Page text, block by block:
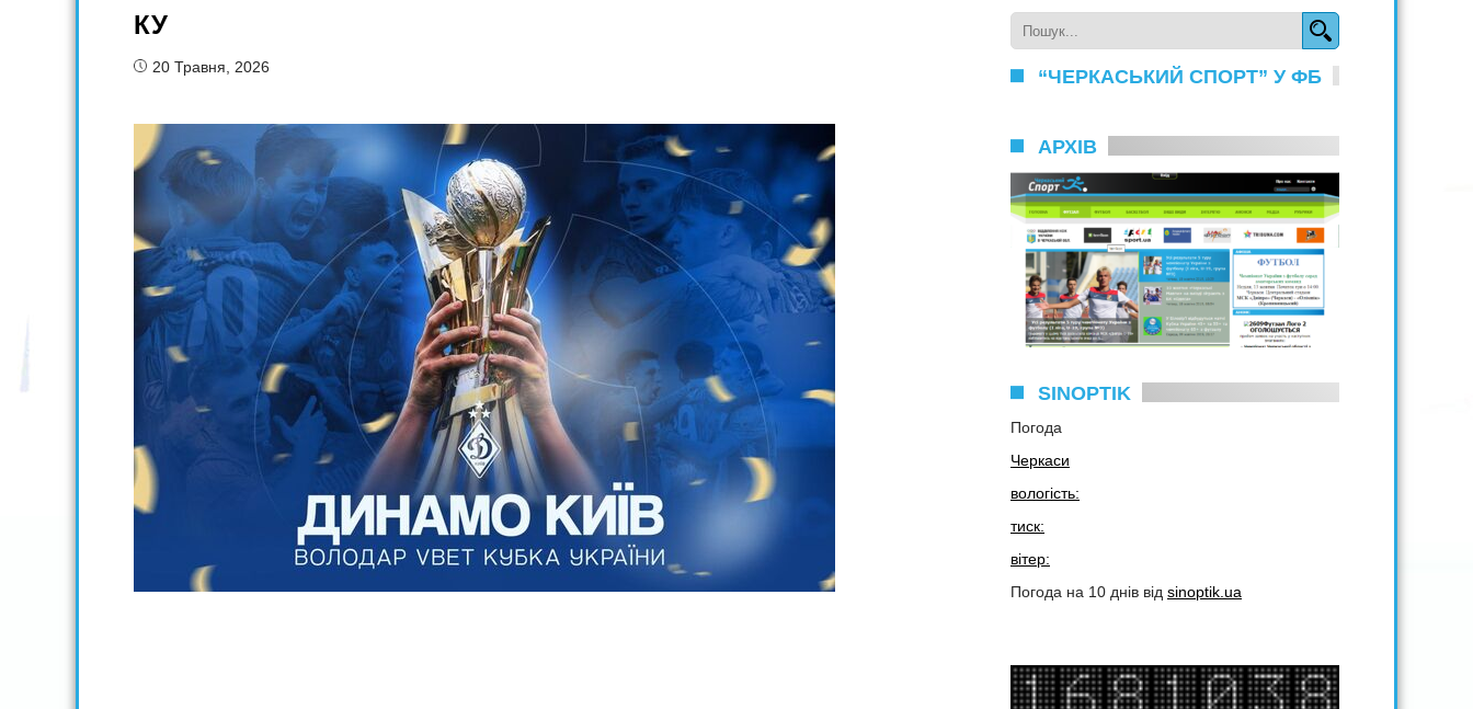
КУ
20 Травня, 2026 “ЧЕРКАСЬКИЙ СПОРТ” У ФБ
АРХІВ
SINOPTIK
Погода
Черкаси
вологість:
тиск:
вітер:
Погода на 10 днів від sinoptik.ua